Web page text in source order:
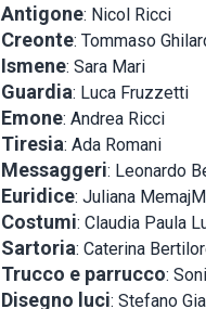
Antigone: Nicol Ricci
Creonte: Tommaso
Ismene: Sara Mari
Guardia: Luca Fruzzetti
Emone: Andrea Ricci
Tiresia: Ada Romani
Messaggeri: Leonardo
Euridice: Juliana
Costumi: Claudia Paula
Sartoria: Caterina
Trucco e parrucco:
Disegno luci: Stefano